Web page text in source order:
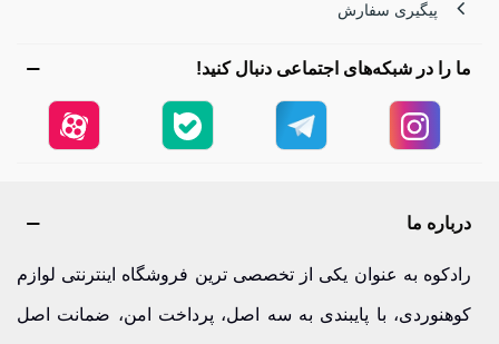
پیگیری سفارش
ما را در شبکه‌های اجتماعی دنبال کنید!
درباره ما
رادکوه به عنوان یکی از تخصصی ترین فروشگاه اینترنتی لوازم
کوهنوردی، با پایبندی به سه اصل، پرداخت امن، ضمانت اصل